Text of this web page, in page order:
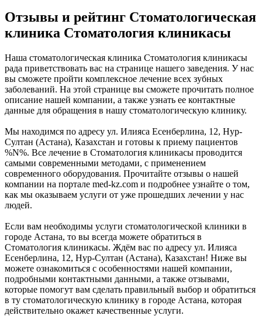
Отзывы и рейтинг Стоматологическая
клиника Стоматология клиникасы
Наша стоматологическая клиника Стоматология клиникасы
рада приветствовать вас на странице нашего заведения. У нас
вы сможете пройти комплексное лечение всех зубных
заболеваний. На этой странице вы сможете прочитать полное
описание нашей компании, а также узнать ее контактные
данные для обращения в нашу стоматологическую клинику.
Мы находимся по адресу ул. Илияса Есенберлина, 12, Нур-
Султан (Астана), Казахстан и готовы к приему пациентов
%N%. Все лечение в Стоматология клиникасы проводится
самыми современными методами, с применением
современного оборудования. Прочитайте отзывы о нашей
компании на портале med-kz.com и подробнее узнайте о том,
как мы оказываем услуги от уже прошедших лечении у нас
людей.
Если вам необходимы услуги стоматологической клиники в
городе Астана, то вы всегда можете обратиться в
Стоматология клиникасы. Ждём вас по адресу ул. Илияса
Есенберлина, 12, Нур-Султан (Астана), Казахстан! Ниже вы
можете ознакомиться с особенностями нашей компании,
подробными контактными данными, а также отзывами,
которые помогут вам сделать правильный выбор и обратиться
в ту стоматологическую клинику в городе Астана, которая
действительно окажет качественные услуги.